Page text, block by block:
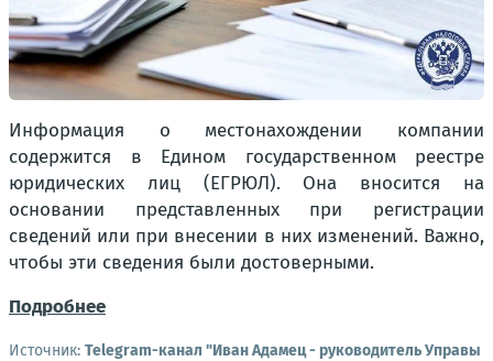
Информация о местонахождении компании
содержится в Едином государственном реестре
юридических лиц (ЕГРЮЛ). Она вносится на
основании представленных при регистрации
сведений или при внесении в них изменений. Важно,
чтобы эти сведения были достоверными.
Подробнее
Источник: Telegram-канал "Иван Адамец - руководитель Управы